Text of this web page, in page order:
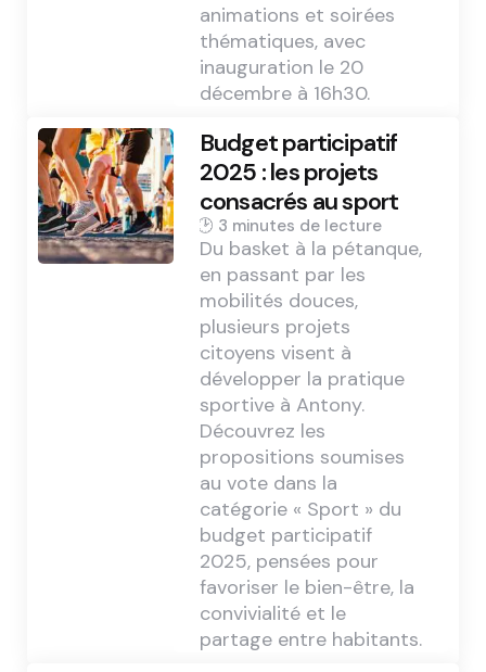
animations et soirées
thématiques, avec
inauguration le 20
décembre à 16h30.
Budget participatif
2025 : les projets
consacrés au sport
3 min
Du basket à la pétanque,
en passant par les
mobilités douces,
plusieurs projets
citoyens visent à
développer la pratique
sportive à Antony.
Découvrez les
propositions soumises
au vote dans la
catégorie « Sport » du
budget participatif
2025, pensées pour
favoriser le bien-être, la
convivialité et le
partage entre habitants.